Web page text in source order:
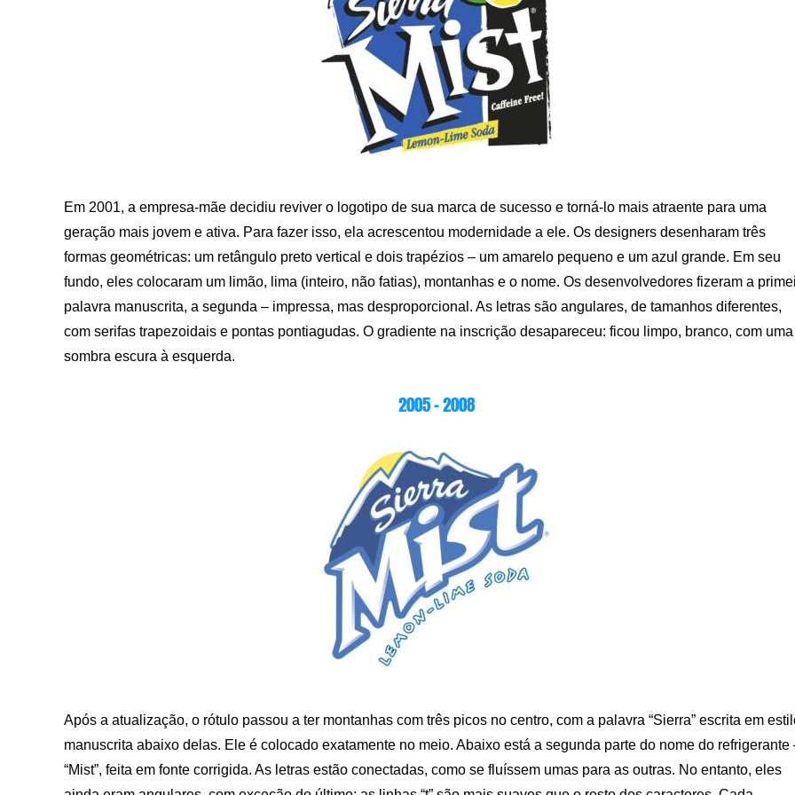
Em 2001, a empresa-mãe decidiu reviver o logotipo de sua marca de sucesso e torná-lo mais atraente para uma
geração mais jovem e ativa. Para fazer isso, ela acrescentou modernidade a ele. Os designers desenharam três
formas geométricas: um retângulo preto vertical e dois trapézios – um amarelo pequeno e um azul grande. Em seu
fundo, eles colocaram um limão, lima (inteiro, não fatias), montanhas e o nome. Os desenvolvedores fizeram a
palavra manuscrita, a segunda – impressa, mas desproporcional. As letras são angulares, de tamanhos diferentes,
com serifas trapezoidais e pontas pontiagudas. O gradiente na inscrição desapareceu: ficou limpo, branco, com uma
sombra escura à esquerda.
2005 – 2008
Após a atualização, o rótulo passou a ter montanhas com três picos no centro, com a palavra “Sierra” escrita em
manuscrita abaixo delas. Ele é colocado exatamente no meio. Abaixo está a segunda parte do nome do refrigerante
“Mist”, feita em fonte corrigida. As letras estão conectadas, como se fluíssem umas para as outras. No entanto, eles